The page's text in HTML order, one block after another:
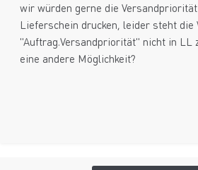
wir würden gerne die
Lieferschein drucken, leider steht die
"Auftrag.Versandpriorität" nicht in LL
eine andere Möglichkeit?